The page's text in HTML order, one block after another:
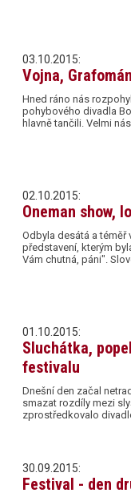
03.10.2015:
Vojna,
Hned ráno nás
pohybového divadla
hlavně tančili. Velmi
02.10.2015:
Oneman show,
Odbyla desátá a
představení, kterým
Vám chutná, páni".
01.10.2015:
Sluchátka,
festivalu
Dnešní den začal
smazat rozdíly mezi
zprostředkovalo
30.09.2015:
Festival - den